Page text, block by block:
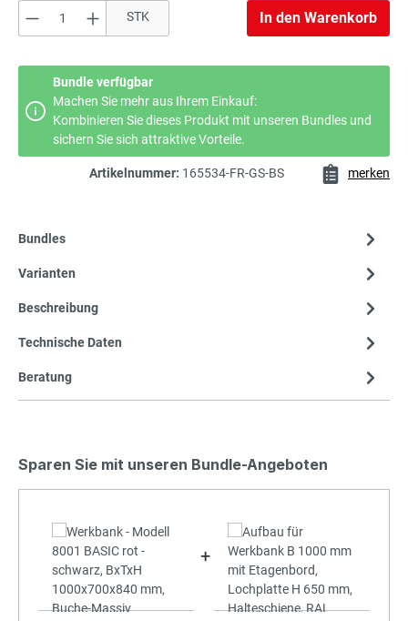
Produkt Anzahl: Gib den gewünschten
STK In den Warenkorb
Bundle verfügbar
Machen Sie mehr aus Ihrem Einkauf:
Kombinieren Sie dieses Produkt mit unseren Bundles und
sichern Sie sich attraktive Vorteile.
Artikelnummer: 165534-FR-GS-BS merken
Bundles
Varianten
Beschreibung
Technische Daten
Beratung
Sparen Sie mit unseren Bundle-Angeboten
+